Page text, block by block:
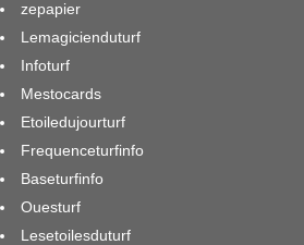
zepapier
Lemagicienduturf
Infoturf
Mestocards
Etoiledujourturf
Frequenceturfinfo
Baseturfinfo
Ouesturf
Lesetoilesduturf